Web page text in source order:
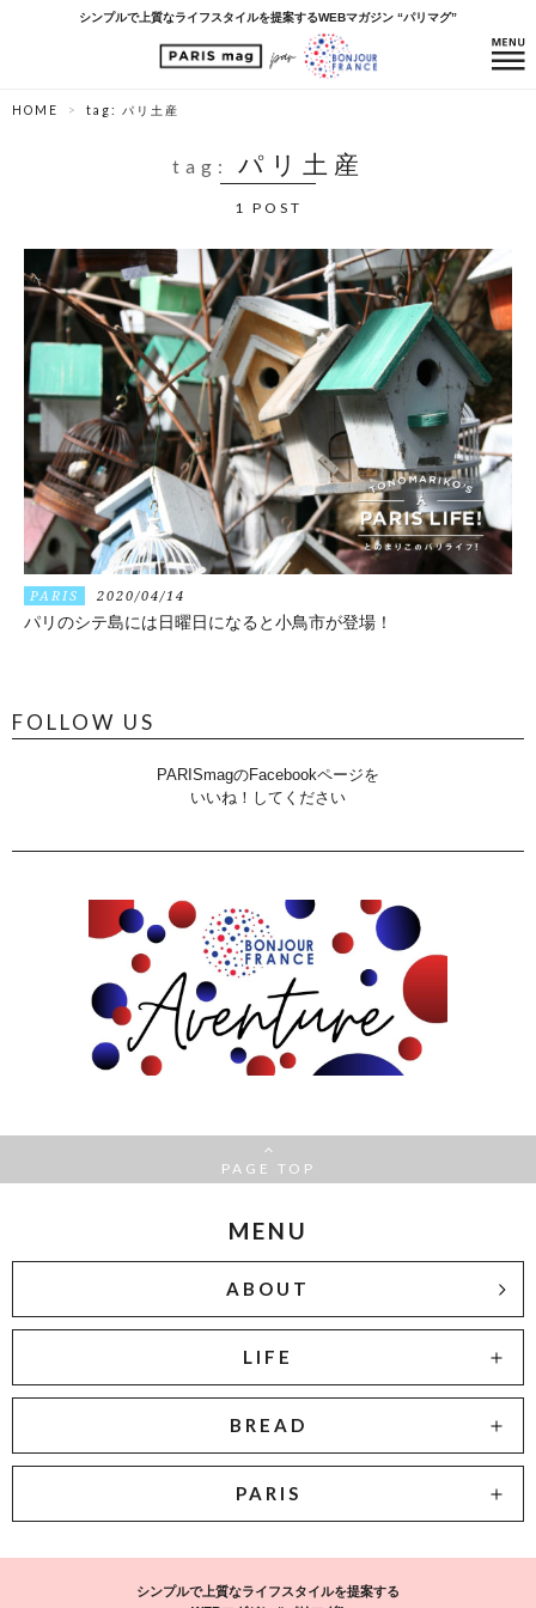
シンプルで上質なライフスタイルを提案するWEBマガジン “パリマグ”
HOME tag: パリ土産
tag: パリ土産
1 POST
PARIS 2020/04/14
パリのシテ島には日曜日になると小鳥市が登場！
FOLLOW US
PARISmagのFacebookページを
いいね！してください
PAGE TOP
MENU
ABOUT
LIFE
BREAD
PARIS
シンプルで上質なライフスタイルを提案する